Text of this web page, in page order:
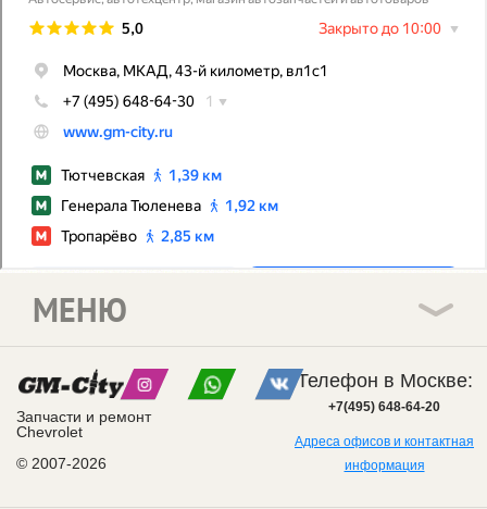
Запчасти и ремонт
Chevrolet
© 2007-2026
МЕНЮ
Телефон в Москве:
+7(495) 648-64-20
Адреса офисов и контактная
информация